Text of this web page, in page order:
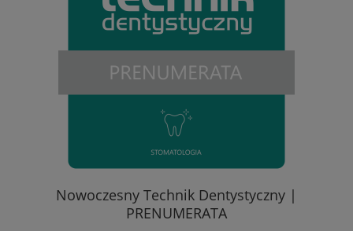
Nowoczesny Technik Dentystyczny |
PRENUMERATA